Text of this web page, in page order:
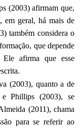
(2003) afirmam que,
em geral, há mais de
também considera o
que depende
afirma que esse
(2003), quanto a de
Phillips (2003), se
(2011), chama
para se referir ao